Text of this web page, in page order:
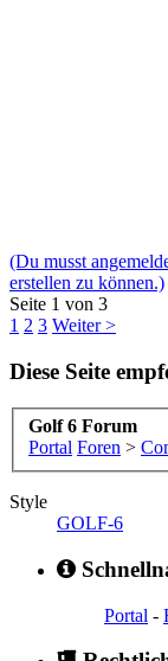
(Du musst
erstellen zu können.)
Seite 1 von 3
1 2 3 Weiter >
Diese Seite
Golf 6 Forum
Portal Foren >
Style
GOLF-6
Portal -